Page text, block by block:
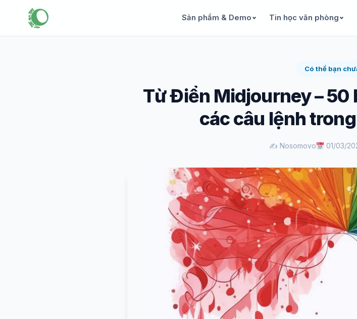
Sản phẩm & Demo Tin học văn phòng
Có thể bạn
Từ Điển Midjourney –
các câu lệnh
✍️ Nosomovo 01/03/